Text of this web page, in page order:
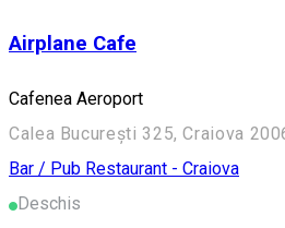
Airplane Cafe
Cafenea Aeroport
Calea București 325, Craiova
Bar / Pub Restaurant - Craiova
Deschis